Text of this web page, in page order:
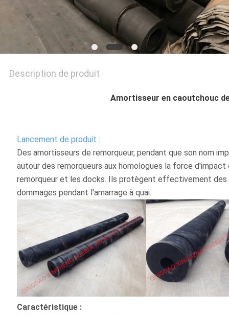
PRIVACY
POLICY
Description de produit
Amortisseur en caoutchouc
Lancement de produit :
Des amortisseurs de remorqueur, pendant que son nom
autour des remorqueurs aux homologues la force
remorqueur et les docks. Ils protègent effectivement
dommages pendant l'amarrage à quai.
Caractéristique :